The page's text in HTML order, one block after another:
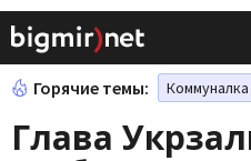
Горячие темы: Коммуналка
Глава